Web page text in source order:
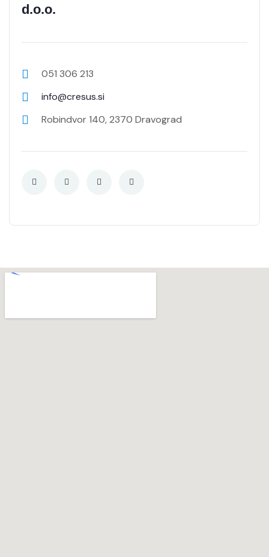
d.o.o.
051 306 213
info@cresus.si
Robindvor 140, 2370 Dravograd